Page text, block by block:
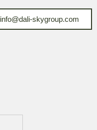
info@dali-skygroup.com